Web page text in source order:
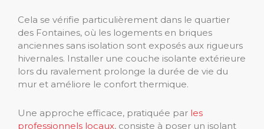
Cela se vérifie particulièrement dans le quartier
des Fontaines, où les logements en briques
anciennes sans isolation sont exposés aux rigueurs
hivernales. Installer une couche isolante extérieure
lors du ravalement prolonge la durée de vie du
mur et améliore le confort thermique.
Une approche efficace, pratiquée par les
professionnels locaux, consiste à poser un isolant